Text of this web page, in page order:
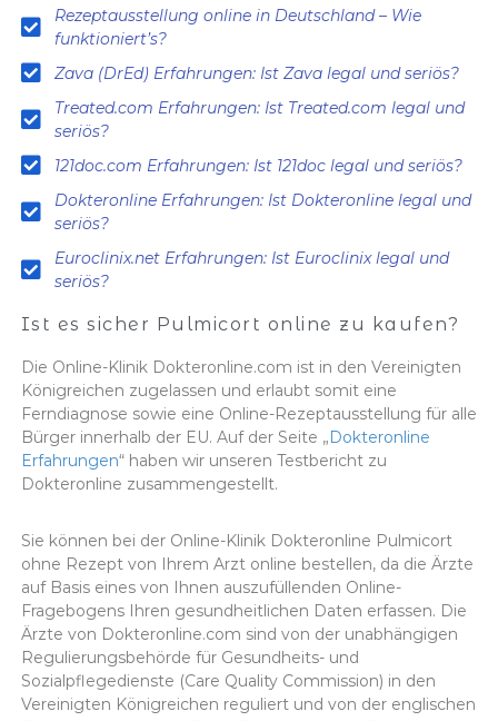
Rezeptausstellung online in Deutschland – Wie
funktioniert’s?
Zava (DrEd) Erfahrungen: Ist Zava legal und seriös?
Treated.com Erfahrungen: Ist Treated.com legal und
seriös?
121doc.com Erfahrungen: Ist 121doc legal und seriös?
Dokteronline Erfahrungen: Ist Dokteronline legal und
seriös?
Euroclinix.net Erfahrungen: Ist Euroclinix legal und
seriös?
Ist es sicher Pulmicort online zu kaufen?
Die Online-Klinik Dokteronline.com ist in den Vereinigten
Königreichen zugelassen und erlaubt somit eine
Ferndiagnose sowie eine Online-Rezeptausstellung für alle
Bürger innerhalb der EU. Auf der Seite „Dokteronline
Erfahrungen“ haben wir unseren Testbericht zu
Dokteronline zusammengestellt.
Sie können bei der Online-Klinik Dokteronline Pulmicort
ohne Rezept von Ihrem Arzt online bestellen, da die Ärzte
auf Basis eines von Ihnen auszufüllenden Online-
Fragebogens Ihren gesundheitlichen Daten erfassen. Die
Ärzte von Dokteronline.com sind von der unabhängigen
Regulierungsbehörde für Gesundheits- und
Sozialpflegedienste (Care Quality Commission) in den
Vereinigten Königreichen reguliert und von der englischen